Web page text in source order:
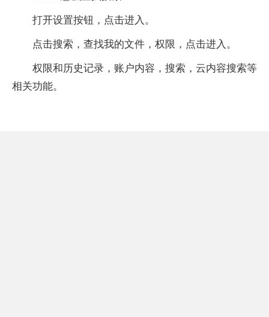
打开设置按钮，点击进入。
点击搜索，查找我的文件，权限，点击进入。
权限和历史记录，账户内容，搜索，云内容搜索等
相关功能。